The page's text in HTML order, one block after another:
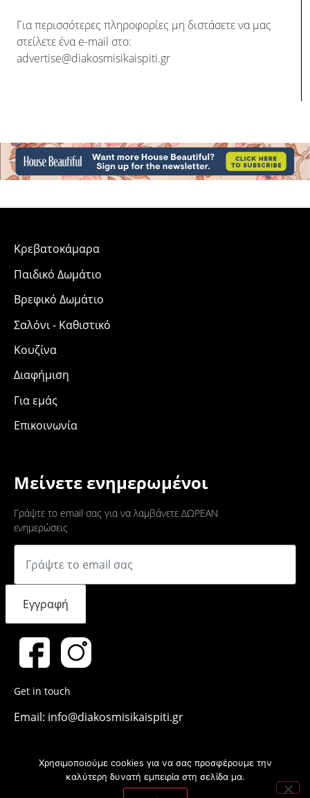
Για περισσότερες πληροφορίες μη διστάσετε να μας
στείλετε ένα e-mail στο:
advertise@diakosmisikaispiti.gr
Μείνετε ενημερωμένοι
Γράψτε το email σας για να λαμβάνετε ΔΩΡΕΑΝ
ενημερώσεις
Εγγραφή
Get in touch
Email: info@diakosmisikaispiti.gr
Κρεβατοκάμαρα
Παιδικό Δωμάτιο
Βρεφικό Δωμάτιο
Σαλόνι - Καθιστικό
Κουζίνα
Διαφήμιση
Για εμάς
Επικοινωνία
Copyright © 2011-2023 Διακόσμηση και Σπίτι. Κατασκευή και
Χρησιμοποιούμε cookies για να σας προσφέρουμε την
καλύτερη δυνατή εμπειρία στη σελίδα μα.